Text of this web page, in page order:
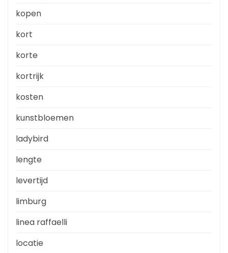
kopen
kort
korte
kortrijk
kosten
kunstbloemen
ladybird
lengte
levertijd
limburg
linea raffaelli
locatie